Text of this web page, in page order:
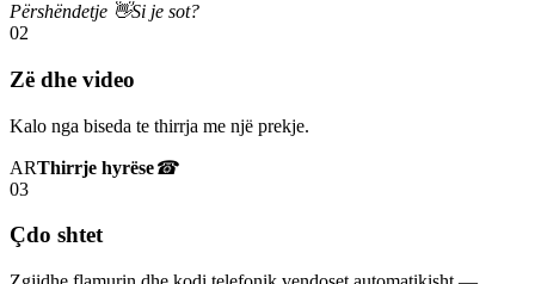
Përshëndetje 👋Si je sot?
02
Zë dhe video
Kalo nga biseda te thirrja me një prekje.
ARThirrje hyrëse☎
03
Çdo shtet